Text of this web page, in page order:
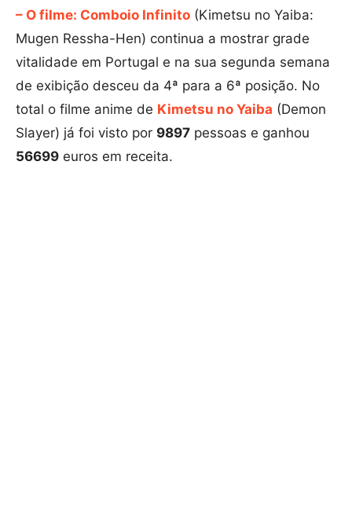
– O filme: Comboio Infinito (Kimetsu no Yaiba:
Mugen Ressha-Hen) continua a mostrar grade
vitalidade em Portugal e na sua segunda semana
de exibição desceu da 4ª para a 6ª posição. No
total o filme anime de Kimetsu no Yaiba (Demon
Slayer) já foi visto por 9897 pessoas e ganhou
56699 euros em receita.